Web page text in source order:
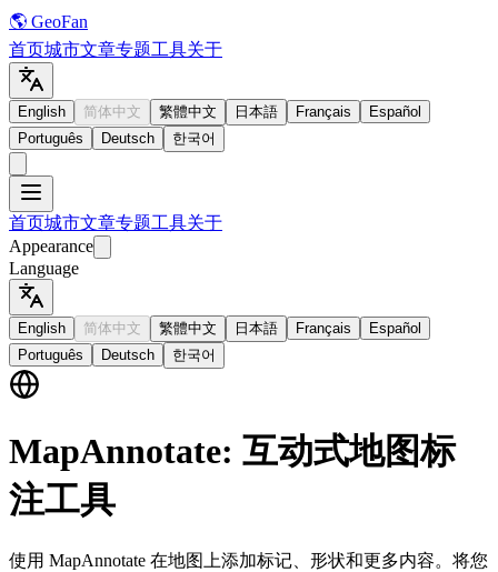
🌎 GeoFan
首页城市文章专题工具关于
English 简体中文 繁體中文 日本語 Français
Español
Português
Deutsch 한국어
首页城市文章专题工具关于
Appearance
Language
English 简体中文 繁體中文 日本語 Français
Español
Português
Deutsch 한국어
MapAnnotate: 互动式地图标
注工具
使用 MapAnnotate 在地图上添加标记、形状和更多内容。将您